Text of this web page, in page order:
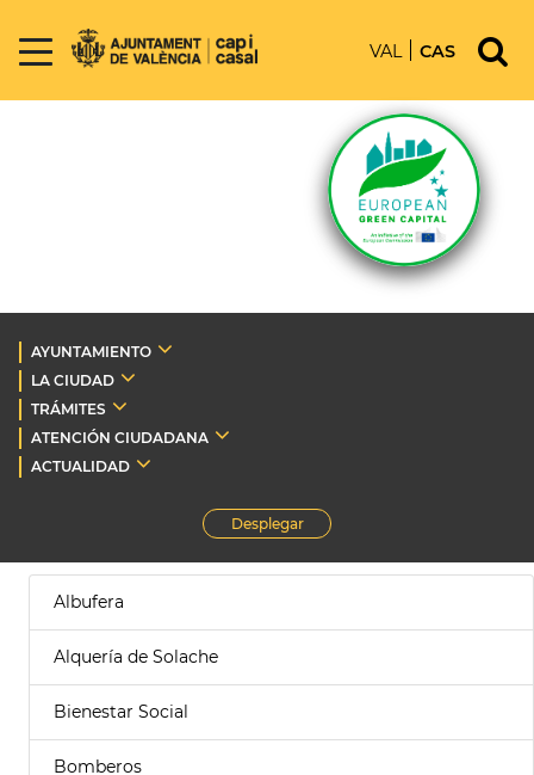
VAL CAS
AYUNTAMIENTO
LA CIUDAD
TRÁMITES
ATENCIÓN CIUDADANA
ACTUALIDAD
Desplegar
Albufera
Alquería de Solache
Bienestar Social
Bomberos